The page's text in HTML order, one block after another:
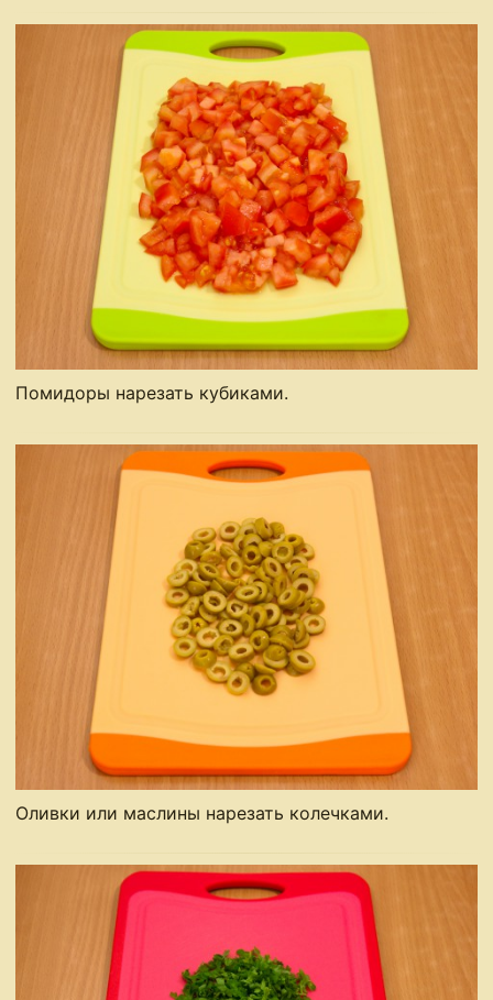
Помидоры нарезать кубиками.
Оливки или маслины нарезать колечками.